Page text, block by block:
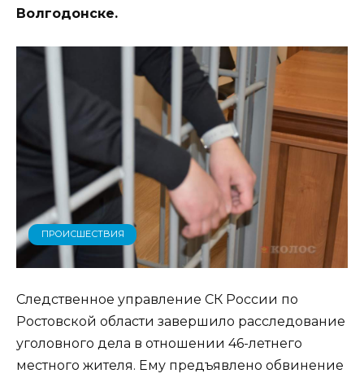
Волгодонске.
ПРОИСШЕСТВИЯ
Следственное управление СК России по
Ростовской области завершило расследование
уголовного дела в отношении 46-летнего
местного жителя. Ему предъявлено обвинение